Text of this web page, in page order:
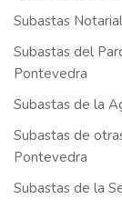
Subastas
Subastas del
Pontevedra
Subastas de la
Subastas de
Pontevedra
Subastas de la